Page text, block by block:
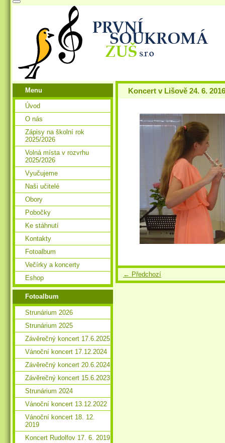
Koncert v Lišově 24. 6. 2016
← Předchozí
Menu
Úvod
O nás
Zápisy na školní rok
2025/2026
Volná místa v rozvrhu
2025/2026
Vyučujeme
Naši učitelé
Obory
Pobočky
Ke stáhnutí
Kontakty
Fotoalbum
Večírky a koncerty
Eshop
Fotoalbum
Strunárium 2026
Strunárium 2025
Závěrečný koncert 17.6.2025
Vánoční koncert 17.12.2024
Závěrečný koncert 20.6.2024
Závěrečný koncert 15.6.2023
Strunárium 2024
Vánoční koncert 13.12.2022
Vánoční koncert 18. 12.
2019
Koncert Rudolfov 17. 6. 2019